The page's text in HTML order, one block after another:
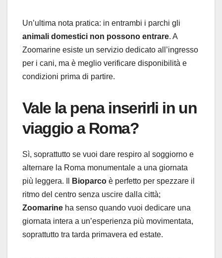
Un’ultima nota pratica: in entrambi i parchi gli
animali domestici non possono entrare. A
Zoomarine esiste un servizio dedicato all’ingresso
per i cani, ma è meglio verificare disponibilità e
condizioni prima di partire.
Vale la pena inserirli in un
viaggio a Roma?
Sì, soprattutto se vuoi dare respiro al soggiorno e
alternare la Roma monumentale a una giornata
più leggera. Il
Bioparco è perfetto per spezzare il
ritmo del centro senza uscire dalla città;
Zoomarine ha senso quando vuoi dedicare una
giornata intera a un’esperienza più movimentata,
soprattutto tra tarda primavera ed estate.